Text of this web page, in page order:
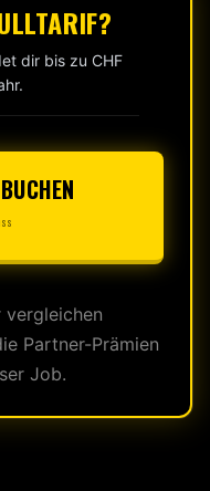
dir bis zu CHF
vergleichen
Partner-Prämien
Job.